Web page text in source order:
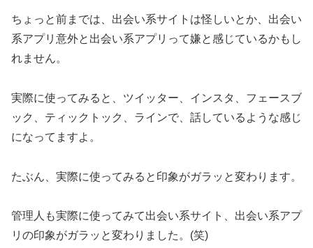
ちょっと前までは、出会い系サイトは怪しいとか、出会い
系アプリ意外と出会い系アプリって嫌と感じているかもし
れません。
実際に使ってみると、ツイッター、インスタ、フェースブ
ック、ティックトック、ラインで、話しているような感じ
になってますよ。
たぶん、実際に使ってみると印象がガラッと変わります。
管理人も実際に使ってみて出会い系サイト、出会い系アプ
リの印象がガラッと変わりました。(笑)